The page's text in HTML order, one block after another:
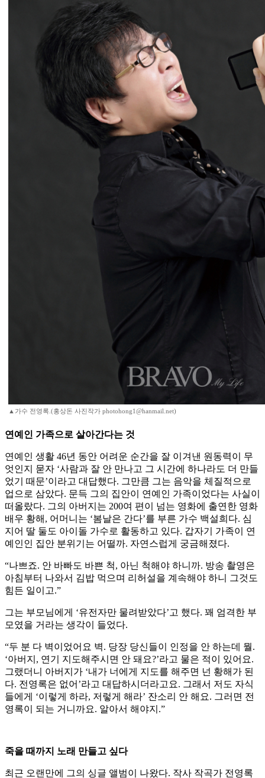
▲가수 전영록.(홍상돈 사진작가 photohong1@hanmail.net)
연예인 가족으로 살아간다는 것
연예인 생활 46년 동안 어려운 순간을 잘 이겨낸 원동력이 무
엇인지 묻자 ‘사람과 잘 안 만나고 그 시간에 하나라도 더 만들
었기 때문’이라고 대답했다. 그만큼 그는 음악을 체질적으로
업으로 삼았다. 문득 그의 집안이 연예인 가족이었다는 사실이
떠올랐다. 그의 아버지는 200여 편이 넘는 영화에 출연한 영화
배우 황해, 어머니는 ‘봄날은 간다’를 부른 가수 백설희다. 심
지어 딸 둘도 아이돌 가수로 활동하고 있다. 갑자기 가족이 연
예인인 집안 분위기는 어떨까. 자연스럽게 궁금해졌다.
“나쁘죠. 안 바빠도 바쁜 척, 아닌 척해야 하니까. 방송 촬영은
아침부터 나와서 김밥 먹으며 리허설을 계속해야 하니 그것도
힘든 일이고.”
그는 부모님에게 ‘유전자만 물려받았다’고 했다. 꽤 엄격한 부
모였을 거라는 생각이 들었다.
“두 분 다 벽이었어요 벽. 당장 당신들이 인정을 안 하는데 뭘.
‘아버지, 연기 지도해주시면 안 돼요?’라고 물은 적이 있어요.
그랬더니 아버지가 ‘내가 너에게 지도를 해주면 넌 황해가 된
다. 전영록은 없어’라고 대답하시더라고요. 그래서 저도 자식
들에게 ‘이렇게 하라, 저렇게 해라’ 잔소리 안 해요. 그러면 전
영록이 되는 거니까요. 알아서 해야지.”
죽을 때까지 노래 만들고 싶다
최근 오랜만에 그의 싱글 앨범이 나왔다. 작사 작곡가 전영록